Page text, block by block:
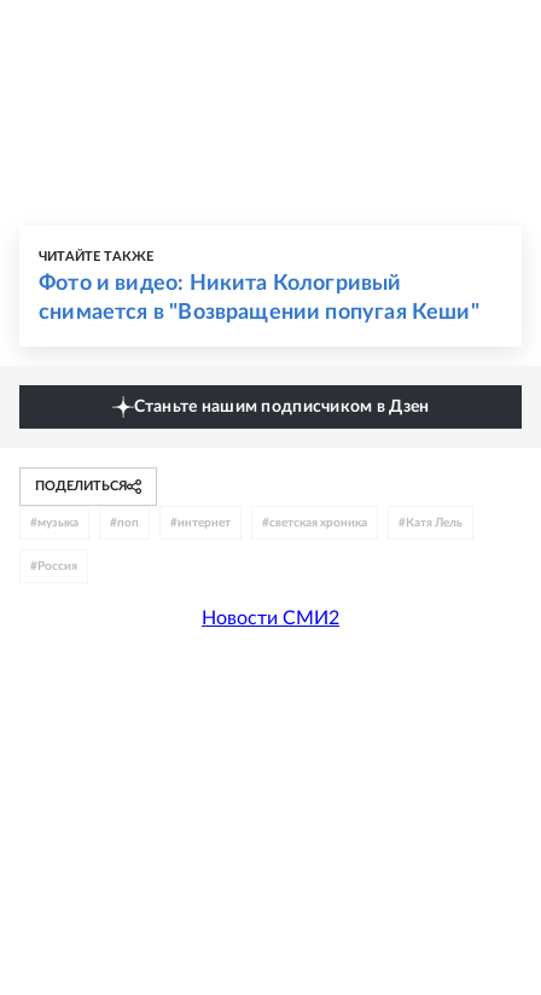
ЧИТАЙТЕ ТАКЖЕ
Фото и видео: Никита Кологривый
снимается в "Возвращении попугая Кеши"
Станьте нашим подписчиком в Дзен
ПОДЕЛИТЬСЯ
#музыка #поп #интернет #светская хроника # Катя Лель
# Россия
Новости СМИ2